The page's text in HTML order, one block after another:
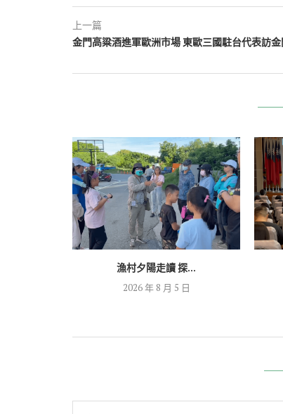
上一篇
金門高粱酒進軍歐洲市場 東歐三國駐台代表訪
漁村夕陽走讀 探...
2026 年 8 月 5 日